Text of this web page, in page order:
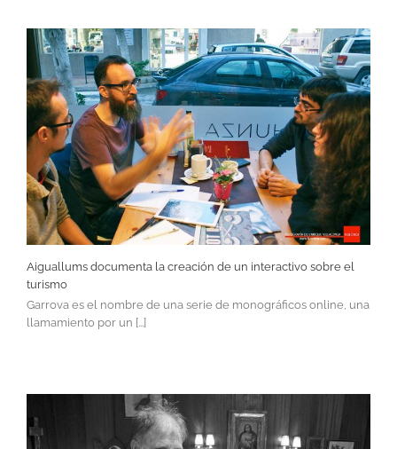
Aiguallums documenta la creación de un interactivo sobre el
turismo
Garrova es el nombre de una serie de monográficos online, una
llamamiento por un [...]